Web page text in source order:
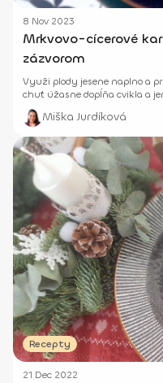
8 Nov 2023
Mrkvovo-cícerové
zázvorom
Využi plody jesene naplno a
chuť úžasne dopĺňa cvikla a
Miška Jurdíková
Recepty
21 Dec 2022